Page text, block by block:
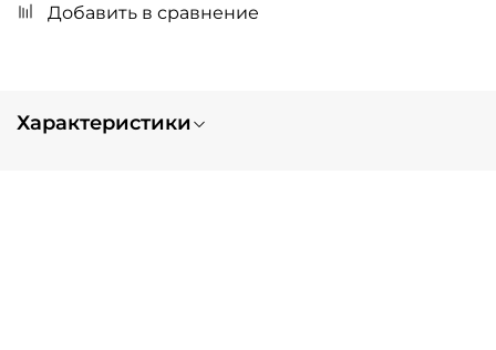
Добавить в сравнение
Характеристики